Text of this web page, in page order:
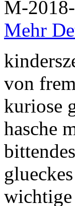
M-
Mehr
von
kuriose
hasche
wichtige